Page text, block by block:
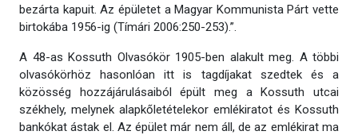
bezárta kapuit. Az épületet a Magyar Kommunista Párt vette
birtokába 1956-ig (Tímári 2006:250-253).”.
A 48-as Kossuth Olvasókör 1905-ben alakult meg. A többi
olvasókörhöz hasonlóan itt is tagdíjakat szedtek és a
közösség hozzájárulásaiból épült meg a Kossuth utcai
székhely, melynek alapkőletételekor emlékiratot és Kossuth
bankókat ástak el. Az épület már nem áll, de az emlékirat ma